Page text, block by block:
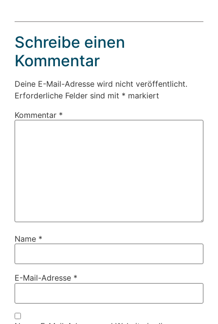
Schreibe einen
Kommentar
Deine E-Mail-Adresse wird nicht veröffentlicht.
Erforderliche Felder sind mit * markiert
Kommentar *
Name *
E-Mail-Adresse *